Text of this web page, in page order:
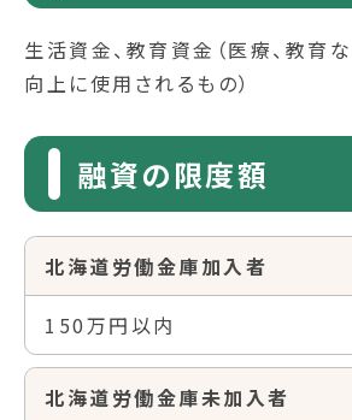
生活資金、教育資金（医療、教育
向上に使用されるもの）
融資の限度額
北海道労働金庫加入者
150万円以内
北海道労働金庫未加入者